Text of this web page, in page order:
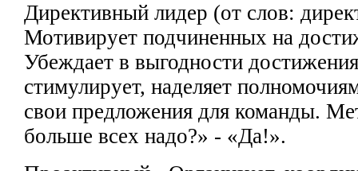
Директивный лидер (от слов:
Мотивирует подчиненных на
Убеждает в выгодности
стимулирует, наделяет
свои предложения для команды.
больше всех надо?» - «Да!».